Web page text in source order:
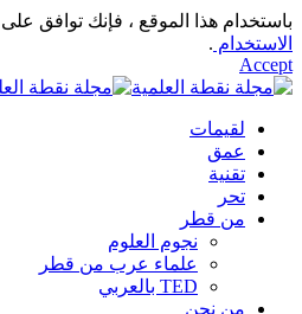
باستخدام هذا الموقع ، فإنك توافق على
الاستخدام .
Accept
لقيمات
عمق
تقنية
تحر
من قطر
نجوم العلوم
علماء عرب من قطر
TED بالعربي
من نحن